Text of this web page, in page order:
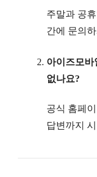
주말과 공
간에 문의
아이즈모바
없나요?
공식 홈페
답변까지